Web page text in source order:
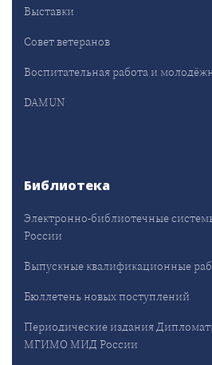
Выставки
Совет ветеранов
Воспитательная работа и
DAMUN
Библиотека
Электронно-библиотечные
России
Выпускные квалификационные
Бюллетень новых поступлений
Периодические издания
МГИМО МИД России